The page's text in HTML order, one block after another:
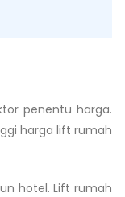
penentu harga.
harga lift rumah
hotel. Lift rumah